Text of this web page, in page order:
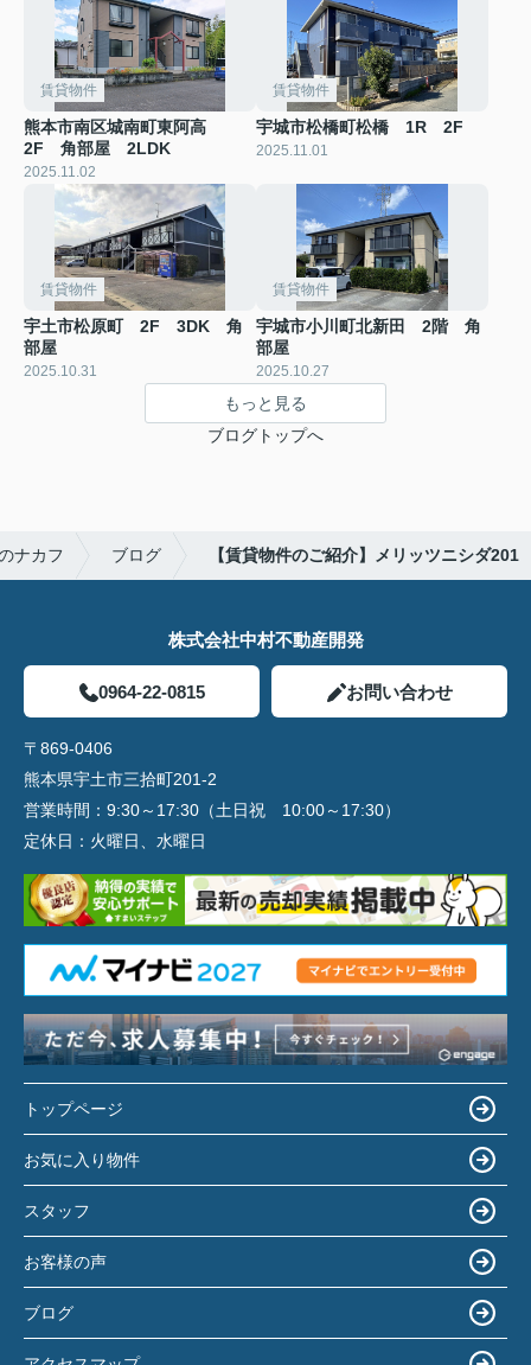
賃貸物件
熊本市南区城南町東阿高
2F 角部屋 2LDK
2025.11.02
賃貸物件
宇城市松橋町松橋 1R 2F
2025.11.01
賃貸物件
宇土市松原町 2F 3DK 角
部屋
2025.10.31
賃貸物件
宇城市小川町北新田 2階 角
部屋
2025.10.27
もっと見る
ブログトップへ
ナカフ ブログ 【賃貸物件のご紹介】メリッツニシダ201
株式会社中村不動産開発
0964-22-0815 お問い合わせ
〒869-0406
熊本県宇土市三拾町201-2
営業時間： 9:30～17:30（土日祝 10:00～17:30）
定休日： 火曜日、水曜日
トップページ
お気に入り物件
スタッフ
お客様の声
ブログ